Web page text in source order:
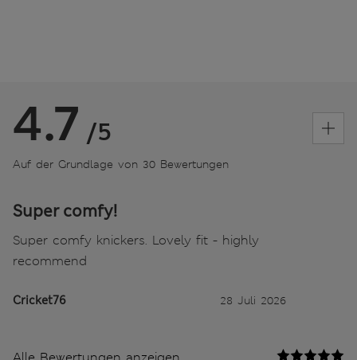
4.7 /5
Auf der Grundlage von 30 Bewertungen
Super comfy!
Super comfy knickers. Lovely fit - highly
recommend
Cricket76 28 Juli 2026